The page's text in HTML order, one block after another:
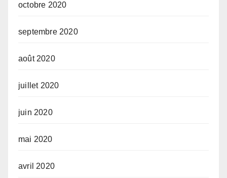
octobre 2020
septembre 2020
août 2020
juillet 2020
juin 2020
mai 2020
avril 2020